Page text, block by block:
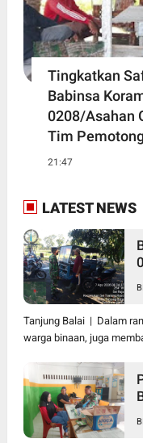
Tingkatkan
Babinsa
0208/Asahan
Tim
21:47
LATEST NEWS
Tanjung Balai | Dalam
warga binaan, juga